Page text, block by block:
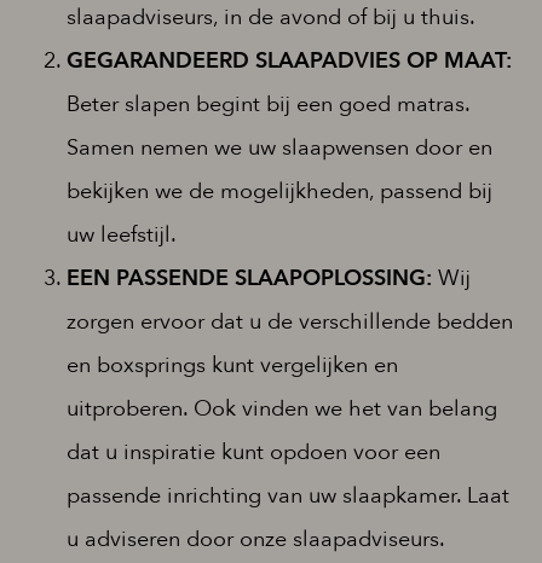
slaapadviseurs, in de avond of bij u thuis.
GEGARANDEERD SLAAPADVIES OP MAAT:
Beter slapen begint bij een goed matras.
Samen nemen we uw slaapwensen door en
bekijken we de mogelijkheden, passend bij
uw leefstijl.
EEN PASSENDE SLAAPOPLOSSING: Wij
zorgen ervoor dat u de verschillende bedden
en boxsprings kunt vergelijken en
uitproberen. Ook vinden we het van belang
dat u inspiratie kunt opdoen voor een
passende inrichting van uw slaapkamer. Laat
u adviseren door onze slaapadviseurs.